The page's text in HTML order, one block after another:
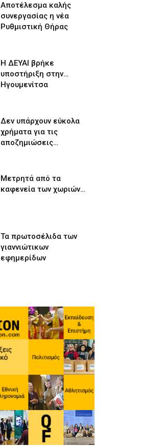
Αποτέλεσμα καλής
συνεργασίας η νέα
Ρυθμιστική Θήρας
Η ΔΕΥΑΙ βρήκε
υποστήριξη στην…
Ηγουμενίτσα
Δεν υπάρχουν εύκολα
χρήματα για τις
αποζημιώσεις…
Μετρητά από τα
καφενεία των χωριών…
Τα πρωτοσέλιδα των
γιαννιώτικων
εφημερίδων